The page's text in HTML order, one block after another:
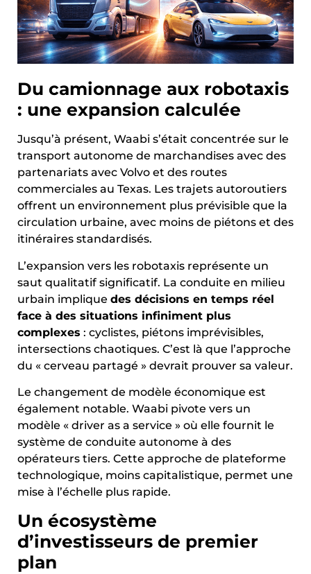
Du camionnage aux robotaxis
: une expansion calculée
Jusqu’à présent, Waabi s’était concentrée sur le
transport autonome de marchandises avec des
partenariats avec Volvo et des routes
commerciales au Texas. Les trajets autoroutiers
offrent un environnement plus prévisible que la
circulation urbaine, avec moins de piétons et des
itinéraires standardisés.
L’expansion vers les robotaxis représente un
saut qualitatif significatif. La conduite en milieu
urbain implique des décisions en temps réel
face à des situations infiniment plus
complexes : cyclistes, piétons imprévisibles,
intersections chaotiques. C’est là que l’approche
du « cerveau partagé » devrait prouver sa valeur.
Le changement de modèle économique est
également notable. Waabi pivote vers un
modèle « driver as a service » où elle fournit le
système de conduite autonome à des
opérateurs tiers. Cette approche de plateforme
technologique, moins capitalistique, permet une
mise à l’échelle plus rapide.
Un écosystème
d’investisseurs de premier
plan